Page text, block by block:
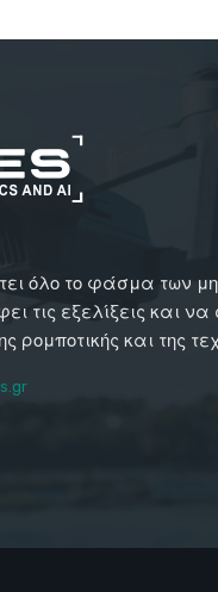
όλο το φάσμα των
τις εξελίξεις και
ρομποτικής και της